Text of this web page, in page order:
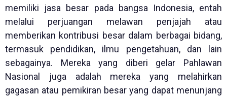
memiliki jasa besar pada bangsa Indonesia, entah
melalui perjuangan melawan penjajah atau
memberikan kontribusi besar dalam berbagai bidang,
termasuk pendidikan, ilmu pengetahuan, dan lain
sebagainya. Mereka yang diberi gelar Pahlawan
Nasional juga adalah mereka yang melahirkan
gagasan atau pemikiran besar yang dapat menunjang